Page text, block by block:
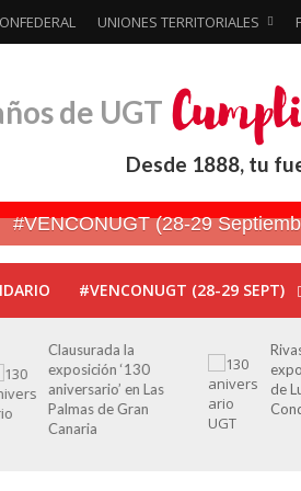
UNIONES TERRITORIALES
de UGT
Desde 1888, tu
#VENCONUGT (28-29
#VENCONUGT (28-29 SEPT)
Clausurada la
exposición ‘130
aniversario’ en Las
Palmas de Gran
Canaria
de